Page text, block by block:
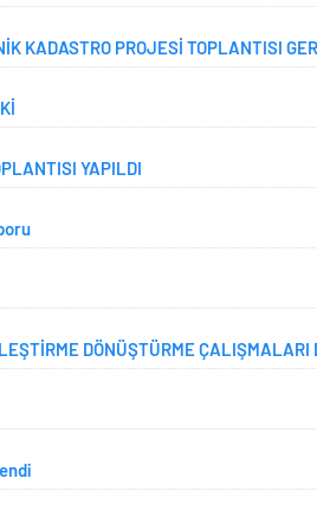
KADASTRO PROJESİ TOPLANTISI
YAPILDI
DÖNÜŞTÜRME